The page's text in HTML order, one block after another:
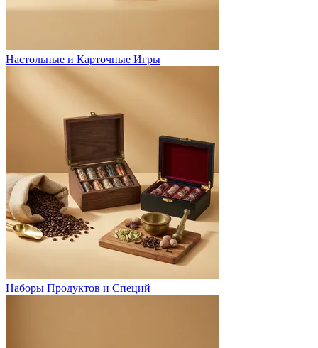
Настольные и Карточные Игры
Наборы Продуктов и Специй